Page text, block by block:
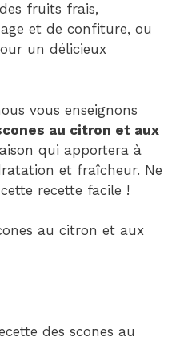
fruits frais,
et de confiture, ou
un délicieux
vous enseignons
au citron et aux
qui apportera à
et fraîcheur. Ne
recette facile !
au citron et aux
des scones au